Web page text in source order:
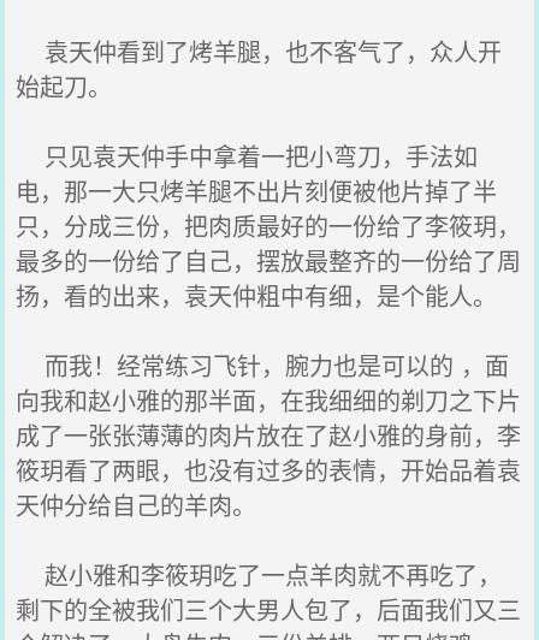
袁天仲看到了烤羊腿，也不客气了，众人开
始起刀。
只见袁天仲手中拿着一把小弯刀，手法如
电，那一大只烤羊腿不出片刻便被他片掉了半
只，分成三份，把肉质最好的一份给了李筱玥，
最多的一份给了自己，摆放最整齐的一份给了周
扬，看的出来，袁天仲粗中有细，是个能人。
而我！经常练习飞针，腕力也是可以的 ，面
向我和赵小雅的那半面，在我细细的剃刀之下片
成了一张张薄薄的肉片放在了赵小雅的身前，李
筱玥看了两眼，也没有过多的表情，开始品着袁
天仲分给自己的羊肉。
赵小雅和李筱玥吃了一点羊肉就不再吃了，
剩下的全被我们三个大男人包了，后面我们又三